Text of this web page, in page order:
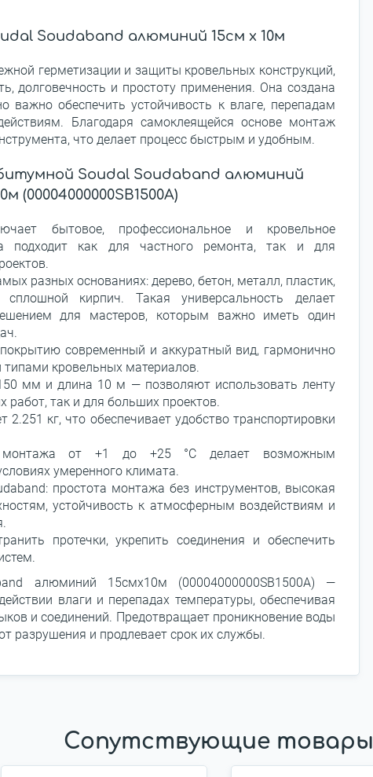
Soudaband алюминий 15см x 10м
герметизации и защиты кровельных конструкций,
долговечность и простоту применения. Она создана
важно обеспечить устойчивость к влаге, перепадам
Благодаря самоклеящейся основе монтаж
что делает процесс быстрым и удобным.
Soudal Soudaband алюминий
(00004000000SB1500A)
бытовое, профессиональное и кровельное
подходит как для частного ремонта, так и для
разных основаниях: дерево, бетон, металл, пластик,
кирпич. Такая универсальность делает
для мастеров, которым важно иметь один
современный и аккуратный вид, гармонично
кровельных материалов.
мм и длина 10 м — позволяют использовать ленту
работ, так и для больших проектов.
2.251 кг, что обеспечивает удобство транспортировки
монтажа от +1 до +25 °C делает возможным
умеренного климата.
простота монтажа без инструментов, высокая
устойчивость к атмосферным воздействиям и
протечки, укрепить соединения и обеспечить
алюминий 15смx10м (00004000000SB1500A) —
влаги и перепадах температуры, обеспечивая
и соединений. Предотвращает проникновение воды
разрушения и продлевает срок их службы.
Сопутствующие товары